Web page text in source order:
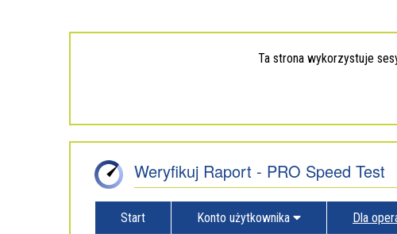
Ta strona wykorzystuje
Weryfikuj Raport - PRO Speed Test
Menu
główne
Start Konto użytkownika Dla